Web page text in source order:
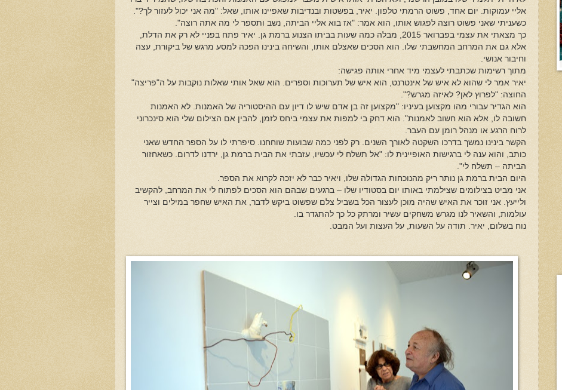
אליי עמוקות. יום אחד, פשוט הרמתי טלפון. יאיר, בפשטות ובנדיבות שאפיינו אותו, שאל: "מה אני יכול לעזור לך?".
כשעניתי שאני פשוט רוצה לפגוש אותו, הוא אמר: "אז בוא אליי הביתה, נשב ותספר לי מה אתה רוצה".
כך מצאתי את עצמי בפברואר 2015, מבלה כמה שעות בביתו הצנוע ברמת גן. יאיר פתח בפניי לא רק את הדלת,
אלא גם את המרחב המחשבתי שלו. הוא הסכים שאצלם אותו, והשיחה בינינו הפכה למסע מרגש של ביקורת, עצה
וחיבור אנושי.
מתוך רשימות שכתבתי לעצמי מיד אחרי אותה פגישה:
יאיר אמר לי שהוא לא איש של אינטרנט, הוא איש של תערוכות וספרים. הוא שאל אותי שאלות נוקבות על ה"פריצה"
החוצה: "לפרוץ לאן? לאיזה מגרש?".
הוא הגדיר עבורי מהו מקצוען בעיניו: "מקצוען זה בן אדם שיש לו דיון עם ההיסטוריה של האמנות. לא האמנות
חשובה לו, אלא הוא חשוב לאמנות". הוא דחק בי למפות את עצמי ביחס לזמן, להבין אם הצילום שלי הוא סינכרוני
לרוח הרגע או מנהל רומן עם העבר.
הקשר בינינו נמשך בדרכו השקטה לאורך השנים. רק לפני כמה שבועות שוחחנו. סיפרתי לו על הספר החדש שאני
כותב, והוא ענה לי ברגישות האופיינית לו: "אל תשלח לי עכשיו, עזבתי את הבית ברמת גן, ירדנו לדרום. כשאחזור
הביתה – תשלח לי".
היום הבית ברמת גן נותר ריק מהנוכחות הגדולה שלו, ויאיר כבר לא יזכה לקרוא את הספר.
אני מביט בצילומים שצילמתי באותו יום בסטודיו שלו – ברגעים שבהם הוא הסכים לפתוח לי את המרחב, להקשיב
ולייעץ. אני זוכר את האיש שהיה מוכן לעצור הכל בשביל צלם שפשוט ביקש לדבר, את האיש שחפר במילים וצייר
עולמות, והשאיר לנו מגרש משחקים עשיר ומרתק כל כך להתגדר בו.
נוח בשלום, יאיר. תודה על השעות, על העצות ועל המבט.